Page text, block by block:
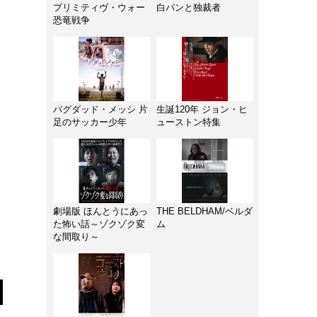
プリミティヴ・ウォー
恐竜戦争
白パンと独裁者
バグダッド・メッシ 片
足のサッカー少年
生誕120年 ジョン・ヒ
ューストン特集
劇場版 ほんとうにあっ
た怖い話～ゾクゾク変
な間取り～
THE BELDHAM/ベルダ
ム